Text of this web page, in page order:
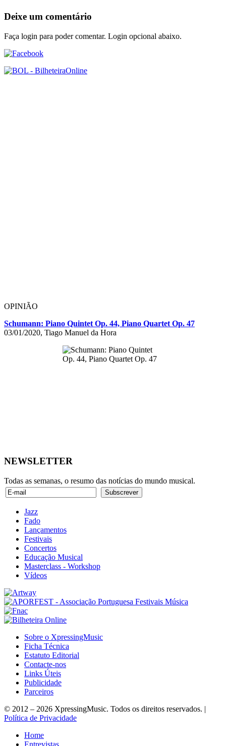
Deixe um comentário
Faça login para poder comentar. Login opcional abaixo.
OPINIÃO
Schumann: Piano Quintet Op. 44, Piano Quartet Op. 47
03/01/2020, Tiago Manuel da Hora
NEWSLETTER
Todas as semanas, o resumo das notícias do mundo musical.
Jazz
Fado
Lançamentos
Festivais
Concertos
Educação Musical
Masterclass - Workshop
Vídeos
Sobre o XpressingMusic
Ficha Técnica
Estatuto Editorial
Contacte-nos
Links Úteis
Publicidade
Parceiros
© 2012 – 2026 XpressingMusic. Todos os direitos reservados. |
Política de Privacidade
Home